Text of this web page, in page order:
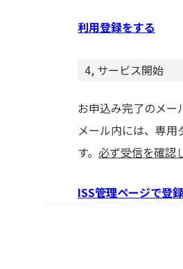
利用登録をする
4, サービス開始
お申込み完了のメー
メール内には、専用
す。 必ず受信を確認
ISS管理ページで登